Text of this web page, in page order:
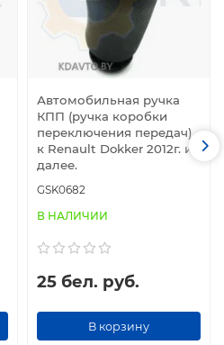
Автомобильная ручка
КПП (ручка коробки
переключения передач)
к Renault Dokker 2012г. и
далее.
GSK0682
В НАЛИЧИИ
25 бел. руб.
В корзину